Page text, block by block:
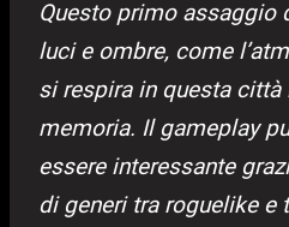
Questo primo assaggio
luci e ombre, come
si respira in questa
memoria. Il gameplay
essere interessante
di generi tra roguelike e